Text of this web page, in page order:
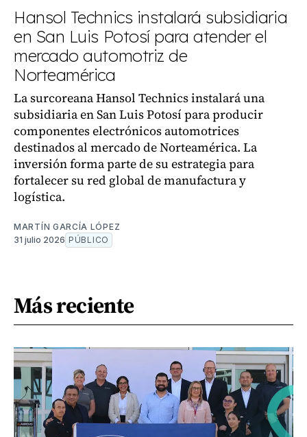
Hansol Technics instalará subsidiaria
en San Luis Potosí para atender el
mercado automotriz de
Norteamérica
La surcoreana Hansol Technics instalará una
subsidiaria en San Luis Potosí para producir
componentes electrónicos automotrices
destinados al mercado de Norteamérica. La
inversión forma parte de su estrategia para
fortalecer su red global de manufactura y
logística.
MARTÍN GARCÍA LÓPEZ
31 julio 2026 PÚBLICO
Más reciente